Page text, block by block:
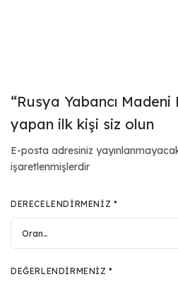
“Rusya Yabancı
yapan ilk kişi siz olun
E-posta adresiniz
işaretlenmişlerdir
DERECELENDIRMENIZ *
DEĞERLENDIRMENIZ*